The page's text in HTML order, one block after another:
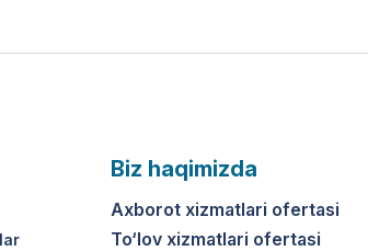
Biz haqimizda
Axborot xizmatlari ofertasi
To‘lov xizmatlari ofertasi